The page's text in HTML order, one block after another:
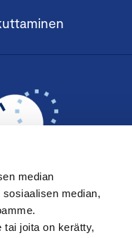
median
median,
tai joita on kerätty,
JÄSENEKSI ›